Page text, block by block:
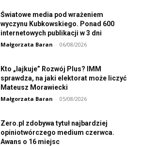
Światowe media pod wrażeniem
wyczynu Kubkowskiego. Ponad 600
internetowych publikacji w 3 dni
Małgorzata Baran - 06/08/2026
Kto „lajkuje” Rozwój Plus? IMM
sprawdza, na jaki elektorat może liczyć
Mateusz Morawiecki
Małgorzata Baran - 05/08/2026
Zero.pl zdobywa tytuł najbardziej
opiniotwórczego medium czerwca.
Awans o 16 miejsc